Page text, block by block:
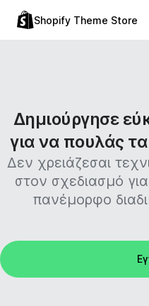
Shopify Theme Store
Δημιούργησε
για να πουλάς
Δεν χρειάζεσαι
στον σχεδιασμό
πανέμορφο